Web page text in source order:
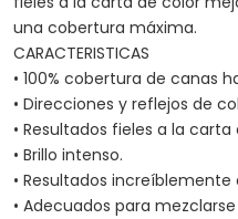
una cobertura máxima.
CARACTERISTICAS
• 100% cobertura de canas
• Direcciones y reflejos de
• Resultados fieles a la carta
• Brillo intenso.
• Resultados increíblemente
• Adecuados para